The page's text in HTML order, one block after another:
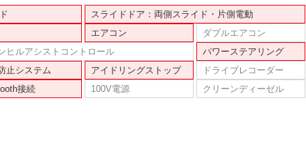
スライドドア：両側スライド・片側電動
エアコン
ダブルエアコン
ヒルアシストコントロール
パワーステアリング
止システム アイドリングストップ
ドライブレコーダー
接続 100V電源
クリーンディーゼル